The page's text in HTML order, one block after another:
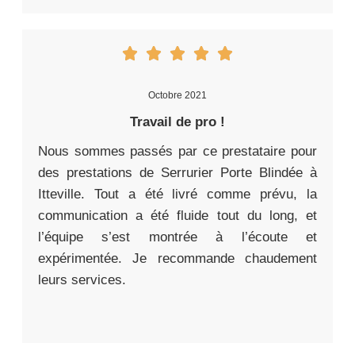
Octobre 2021
Travail de pro !
Nous sommes passés par ce prestataire pour
des prestations de Serrurier Porte Blindée à
Itteville. Tout a été livré comme prévu, la
communication a été fluide tout du long, et
l’équipe s’est montrée à l’écoute et
expérimentée. Je recommande chaudement
leurs services.